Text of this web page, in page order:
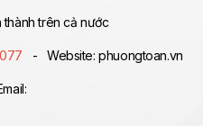
trên cả nước
- Website: phuongtoan.vn